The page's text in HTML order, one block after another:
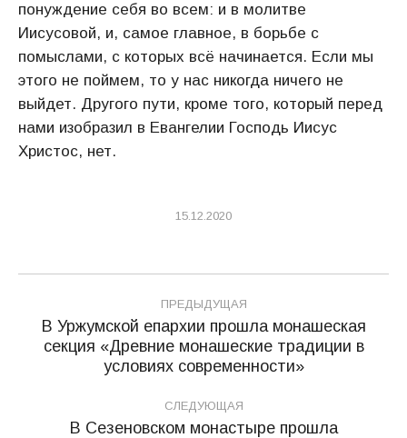
понуждение себя во всем: и в молитве
Иисусовой, и, самое главное, в борьбе с
помыслами, с которых всё начинается. Если мы
этого не поймем, то у нас никогда ничего не
выйдет. Другого пути, кроме того, который перед
нами изобразил в Евангелии Господь Иисус
Христос, нет.
15.12.2020
Навигация
по
записям
ПРЕДЫДУЩАЯ
Предыдущая
запись:
В Уржумской епархии прошла монашеская
секция «Древние монашеские традиции в
условиях современности»
СЛЕДУЮЩАЯ
В Сезеновском монастыре прошла